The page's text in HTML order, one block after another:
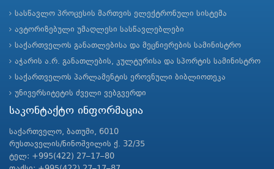
სასწავლო პროცესის მართვის ელექტრონული სისტემა
ავტორიზებული უმაღლესი სასწავლებლები
საქართველოს განათლებისა და მეცნიერების სამინისტრო
აჭარის ა.რ. განათლების, კულტურისა და სპორტის სამინისტრო
საქართველოს პარლამენტის ეროვნული ბიბლიოთეკა
უნივერსიტეტის ძველი ვებგვერდი
საკონტაქტო ინფორმაცია
საქართველო, ბათუმი, 6010
რუსთაველის/ნინოშვილის ქ. 32/35
ტელ: +995(422) 27–17–80